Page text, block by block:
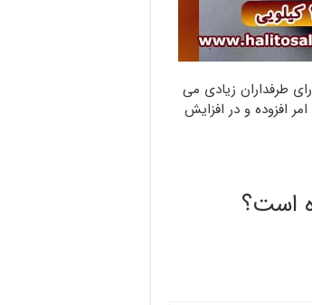
طرفداران زیادی می
افزوده و در افزایش
است؟